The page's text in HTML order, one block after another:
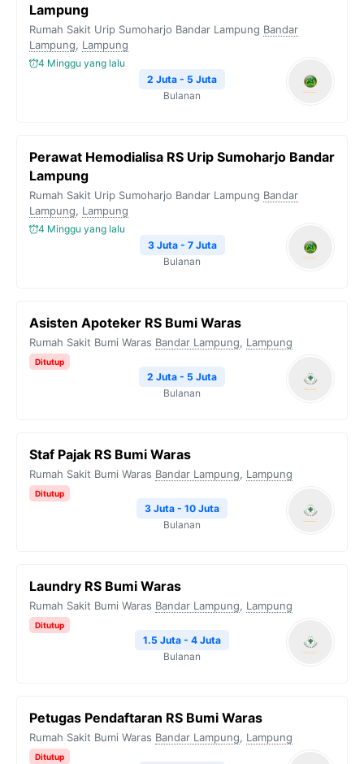
Lampung
Rumah Sakit Urip Sumoharjo Bandar Lampung Bandar
Lampung, Lampung
4 Minggu yang lalu
2 Juta - 5 Juta
Bulanan
Perawat Hemodialisa RS Urip Sumoharjo Bandar
Lampung
Rumah Sakit Urip Sumoharjo Bandar Lampung Bandar
Lampung, Lampung
4 Minggu yang lalu
3 Juta - 7 Juta
Bulanan
Asisten Apoteker RS Bumi Waras
Rumah Sakit Bumi Waras Bandar Lampung, Lampung
Ditutup
2 Juta - 5 Juta
Bulanan
Staf Pajak RS Bumi Waras
Rumah Sakit Bumi Waras Bandar Lampung, Lampung
Ditutup
3 Juta - 10 Juta
Bulanan
Laundry RS Bumi Waras
Rumah Sakit Bumi Waras Bandar Lampung, Lampung
Ditutup
1.5 Juta - 4 Juta
Bulanan
Petugas Pendaftaran RS Bumi Waras
Rumah Sakit Bumi Waras Bandar Lampung, Lampung
Ditutup